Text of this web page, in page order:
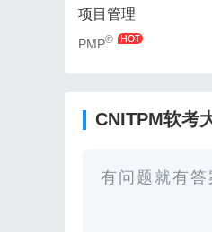
项目管理
PMP®
CNITPM软考